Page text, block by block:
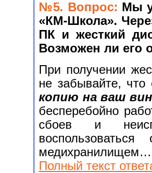
№5. Вопрос: Мы
«КМ-Школа».
ПК и жесткий
Возможен ли его
При получении
не забывайте,
копию на ваш
бесперебойно
сбоев и
медихранилищем…
Полный текст